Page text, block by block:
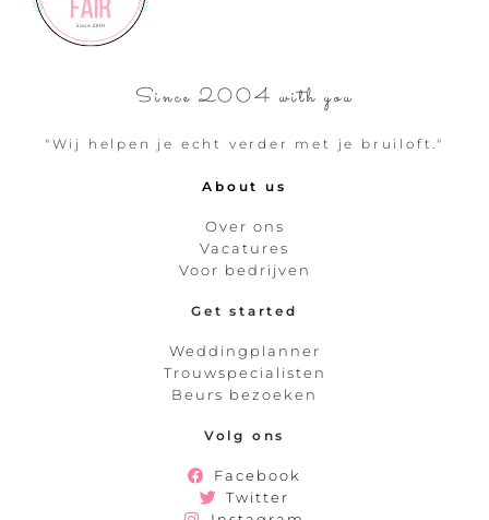
Since 2004 with you
"Wij helpen je echt verder met je bruiloft."
About us
Over ons
Vacatures
Voor bedrijven
Get started
Weddingplanner
Trouwspecialisten
Beurs bezoeken
Volg ons
Facebook
Twitter